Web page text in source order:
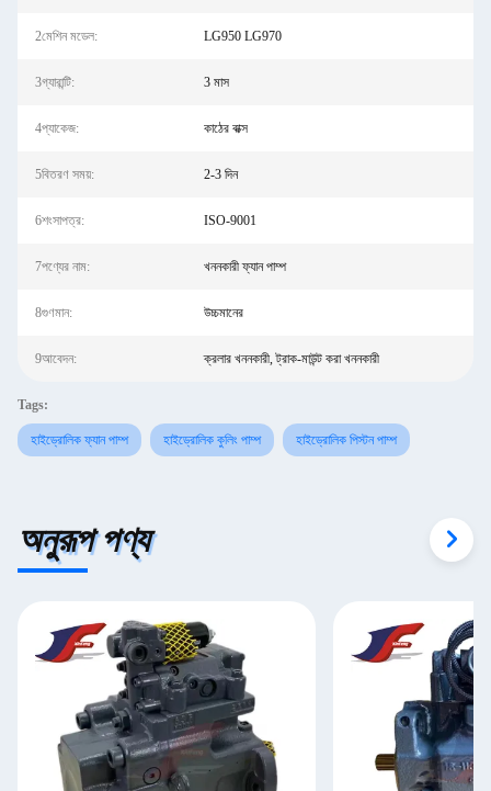
2মেশিন মডেল: LG950 LG970
3গ্যারান্টি: 3 মাস
4প্যাকেজ: কাঠের বাক্স
5বিতরণ সময়: 2-3 দিন
6শংসাপত্র: ISO-9001
7পণ্যের নাম: খননকারী ফ্যান পাম্প
8গুণমান: উচ্চমানের
9আবেদন: ক্রলার খননকারী, ট্রাক-মাউন্ট করা খননকারী
Tags:
হাইড্রোলিক ফ্যান পাম্প হাইড্রোলিক কুলিং পাম্প হাইড্রোলিক পিস্টন পাম্প
অনুরূপ পণ্য